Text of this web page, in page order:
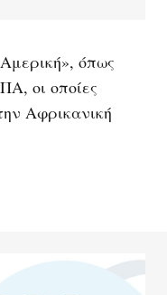
όπως
οι οποίες
Αφρικανική